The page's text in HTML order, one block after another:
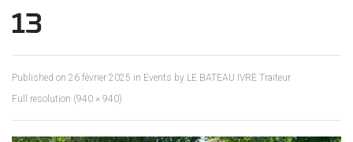
13
Published on 26 février 2025 in Events by LE BATEAU IVRE Traiteur
Full resolution (940 × 940)